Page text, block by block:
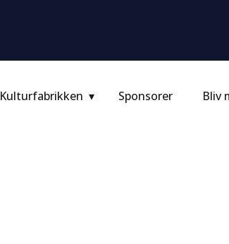
Kulturfabrikken Sponsorer Bliv